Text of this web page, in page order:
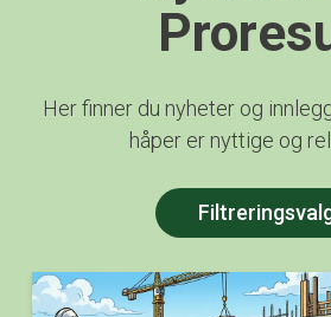
Her finner du nyheter og
håper er nyttige og